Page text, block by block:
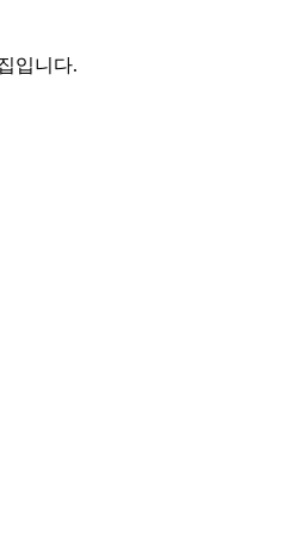
입니다.